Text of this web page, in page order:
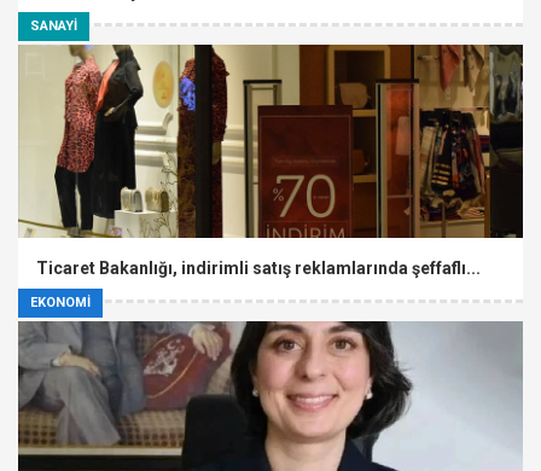
SANAYİ
EKONOMİ
Ticaret Bakanlığı, indirimli satış reklamlarında şeffaflı...